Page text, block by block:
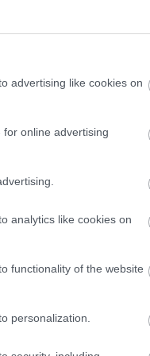
advertising like cookies on
online advertising
analytics like cookies on
functionality of the website
personalization.